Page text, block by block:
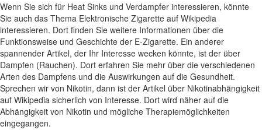
Wenn Sie sich für Heat Sinks und Verdampfer interessieren, könnte
Sie auch das Thema Elektronische Zigarette auf Wikipedia
interessieren. Dort finden Sie weitere Informationen über die
Funktionsweise und Geschichte der E-Zigarette. Ein anderer
spannender Artikel, der Ihr Interesse wecken könnte, ist der über
Dampfen (Rauchen). Dort erfahren Sie mehr über die verschiedenen
Arten des Dampfens und die Auswirkungen auf die Gesundheit.
Sprechen wir von Nikotin, dann ist der Artikel über Nikotinabhängigkeit
auf Wikipedia sicherlich von Interesse. Dort wird näher auf die
Abhängigkeit von Nikotin und mögliche Therapiemöglichkeiten
eingegangen.